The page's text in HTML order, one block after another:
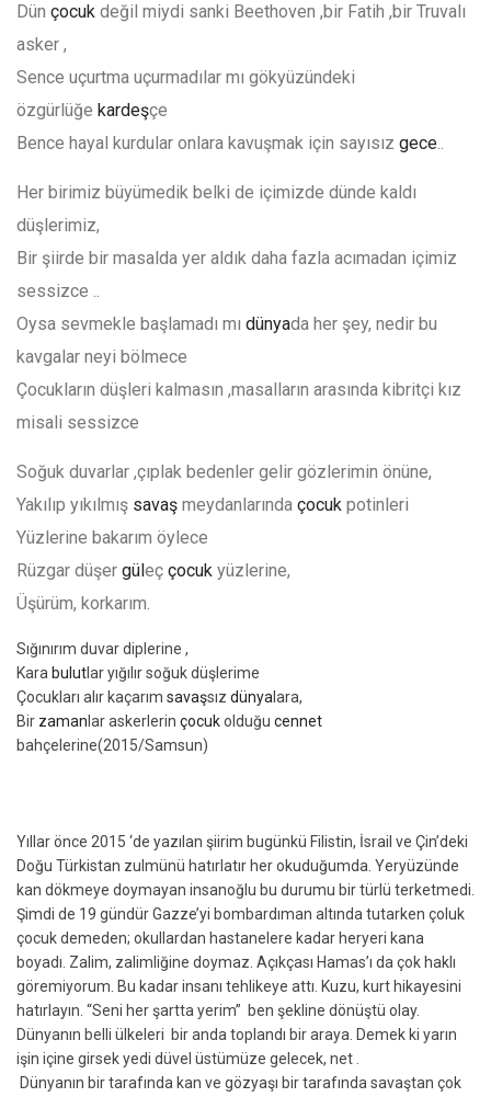
Dün çocuk değil miydi sanki Beethoven ,bir Fatih ,bir Truvalı
asker ,
Sence uçurtma uçurmadılar mı gökyüzündeki
özgürlüğe kardeşçe
Bence hayal kurdular onlara kavuşmak için sayısız gece..
Her birimiz büyümedik belki de içimizde dünde kaldı
düşlerimiz,
Bir şiirde bir masalda yer aldık daha fazla acımadan içimiz
sessizce ..
Oysa sevmekle başlamadı mı dünyada her şey, nedir bu
kavgalar neyi bölmece
Çocukların düşleri kalmasın ,masalların arasında kibritçi kız
misali sessizce
Soğuk duvarlar ,çıplak bedenler gelir gözlerimin önüne,
Yakılıp yıkılmış savaş meydanlarında çocuk potinleri
Yüzlerine bakarım öylece
Rüzgar düşer güleç çocuk yüzlerine,
Üşürüm, korkarım.
Sığınırım duvar diplerine ,
Kara bulutlar yığılır soğuk düşlerime
Çocukları alır kaçarım savaşsız dünya lara,
Bir zaman lar askerlerin çocukolduğu cennet
bahçelerine(2015/Samsun)
Yıllar önce 2015 ‘de yazılan şiirim bugünkü Filistin, İsrail ve Çin’deki
Doğu Türkistan zulmünü hatırlatır her okuduğumda. Yeryüzünde
kan dökmeye doymayan insanoğlu bu durumu bir türlü terketmedi.
Şimdi de 19 gündür Gazze’yi bombardıman altında tutarken çoluk
çocuk demeden; okullardan hastanelere kadar heryeri kana
boyadı. Zalim, zalimliğine doymaz. Açıkçası Hamas’ı da çok haklı
göremiyorum. Bu kadar insanı tehlikeye attı. Kuzu, kurt hikayesini
hatırlayın. “Seni her şartta yerim” ben şekline dönüştü olay.
Dünyanın belli ülkeleri bir anda toplandı bir araya. Demek ki yarın
işin içine girsek yedi düvel üstümüze gelecek, net .
Dünyanın bir tarafında kan ve gözyaşı bir tarafında savaştan çok